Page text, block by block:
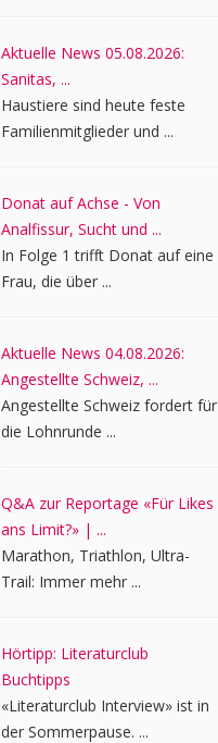
Aktuelle News 05.08.2026:
Sanitas, ...
Haustiere sind heute feste
Familienmitglieder und ...
Donat auf Achse - Von
Analfissur, Sucht und ...
In Folge 1 trifft Donat auf eine
Frau, die über ...
Aktuelle News 04.08.2026:
Angestellte Schweiz, ...
Angestellte Schweiz fordert für
die Lohnrunde ...
Q&A zur Reportage «Für Likes
ans Limit?» | ...
Marathon, Triathlon, Ultra-
Trail: Immer mehr ...
Hörtipp: Literaturclub
Buchtipps
«Literaturclub Interview» ist in
der Sommerpause. ...